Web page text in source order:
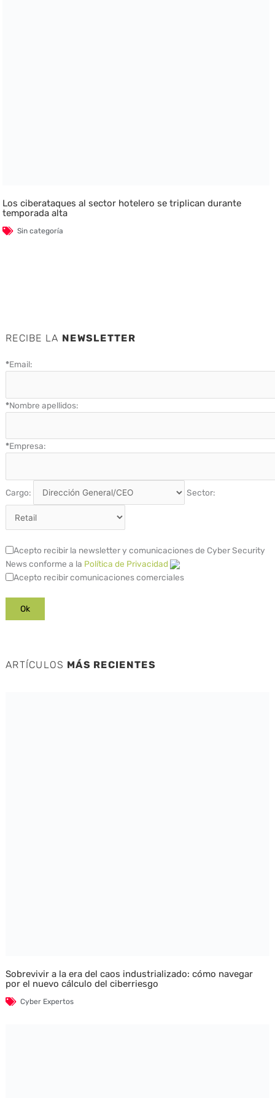
Los ciberataques al sector hotelero se triplican durante
temporada alta
Sin categoría
RECIBE LA NEWSLETTER
*Email:
*Nombre apellidos:
*Empresa:
Cargo: Sector:
Acepto recibir la newsletter y comunicaciones de Cyber Security
News conforme a la Política de Privacidad
Acepto recibir comunicaciones comerciales
ARTÍCULOS MÁS RECIENTES
Sobrevivir a la era del caos industrializado: cómo navegar
por el nuevo cálculo del ciberriesgo
Cyber Expertos